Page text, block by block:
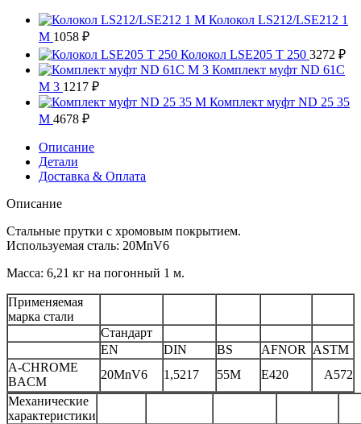
Колокол LS212/LSE212 1
M 1058 ₽
Колокол LSE205 T 250 3272 ₽
Комплект муфт ND 61C
M 3 1217 ₽
Комплект муфт ND 25 35
M 4678 ₽
Описание
Детали
Доставка & Оплата
Описание
Стальные прутки с хромовым покрытием.
Используемая сталь: 20MnV6
Масса: 6,21 кг на погонный 1 м.
Применяемая
марка стали
Стандарт
EN
DIN BS AFNOR
ASTM
A-CHROME
BACM
20MnV6 1,5217 55M E420
A572
Механические
характеристики